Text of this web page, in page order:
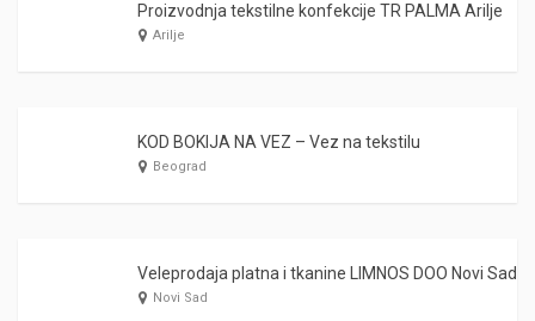
Proizvodnja tekstilne konfekcije TR PALMA Arilje
Arilje
KOD BOKIJA NA VEZ – Vez na tekstilu
Beograd
Veleprodaja platna i tkanine LIMNOS DOO Novi Sad
Novi Sad